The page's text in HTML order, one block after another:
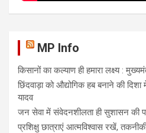
MP Info
किसानों का कल्याण ही हमारा लक्ष्य :
छिंदवाड़ा को औद्योगिक हब बनाने की
यादव
जन सेवा में संवेदनशीलता ही सुशासन की
प्रशिक्षु छात्राएं आत्मविश्वास रखें,